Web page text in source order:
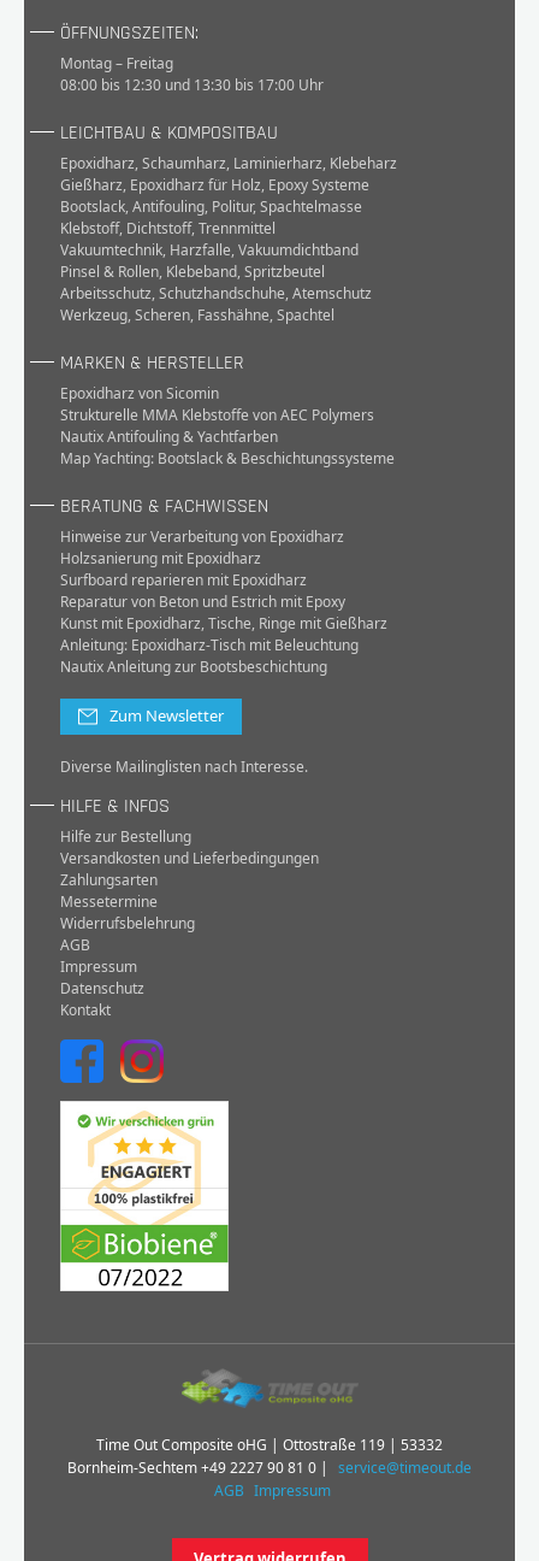
ÖFFNUNGSZEITEN:
Montag – Freitag
08:00 bis 12:30 und 13:30 bis 17:00 Uhr
LEICHTBAU & KOMPOSITBAU
Epoxidharz, Schaumharz, Laminierharz, Klebeharz
Gießharz, Epoxidharz für Holz, Epoxy Systeme
Bootslack, Antifouling, Politur, Spachtelmasse
Klebstoff, Dichtstoff, Trennmittel
Vakuumtechnik, Harzfalle, Vakuumdichtband
Pinsel & Rollen, Klebeband, Spritzbeutel
Arbeitsschutz, Schutzhandschuhe, Atemschutz
Werkzeug, Scheren, Fasshähne, Spachtel
MARKEN & HERSTELLER
Epoxidharz von Sicomin
Strukturelle MMA Klebstoffe von AEC Polymers
Nautix Antifouling & Yachtfarben
Map Yachting: Bootslack & Beschichtungssysteme
BERATUNG & FACHWISSEN
Hinweise zur Verarbeitung von Epoxidharz
Holzsanierung mit Epoxidharz
Surfboard reparieren mit Epoxidharz
Reparatur von Beton und Estrich mit Epoxy
Kunst mit Epoxidharz, Tische, Ringe mit Gießharz
Anleitung: Epoxidharz-Tisch mit Beleuchtung
Nautix Anleitung zur Bootsbeschichtung
Zum Newsletter
Diverse Mailinglisten nach Interesse.
HILFE & INFOS
Hilfe zur Bestellung
Versandkosten und Lieferbedingungen
Zahlungsarten
Messetermine
Widerrufsbelehrung
AGB
Impressum
Datenschutz
Kontakt
Time Out Composite oHG | Ottostraße 119 | 53332
Bornheim-Sechtem+49 2227 90 81 0 |
service@timeout.de
AGB Impressum